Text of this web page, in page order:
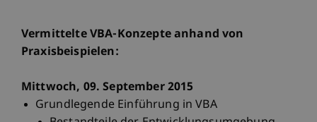
Vermittelte VBA-Konzepte anhand von
Praxisbeispielen:
Mittwoch, 09. September 2015
Grundlegende Einführung in VBA